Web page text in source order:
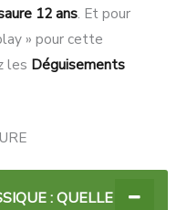
12 ans. Et pour
» pour cette
les Déguisements
: QUELLE